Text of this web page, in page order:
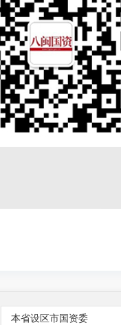
本省设区市国资委